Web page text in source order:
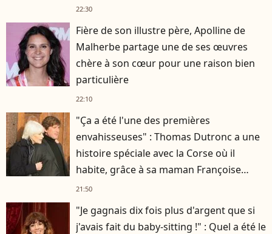
22:30
Fière de son illustre père, Apolline de
Malherbe partage une de ses œuvres
chère à son cœur pour une raison bien
particulière
22:10
"Ça a été l'une des premières
envahisseuses" : Thomas Dutronc a une
histoire spéciale avec la Corse où il
habite, grâce à sa maman Françoise
Hardy
21:50
"Je gagnais dix fois plus d'argent que si
j'avais fait du baby-sitting !" : Quel a été le